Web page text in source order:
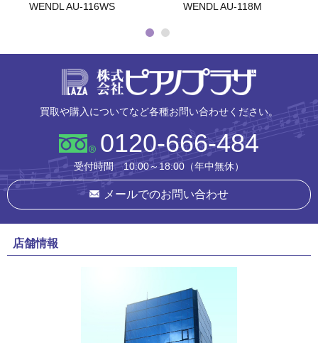
WENDL AU-116WS WENDL AU-118M
買取や購入についてなど各種お問い合わせください。
0120-666-484
受付時間 10:00～18:00（年中無休）
メールでのお問い合わせ
店舗情報